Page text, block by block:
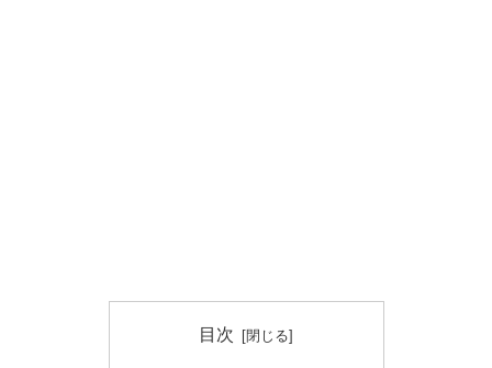
目次